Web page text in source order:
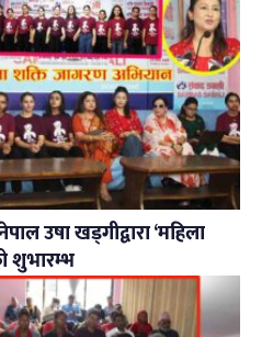
उषा खड्गीद्वारा ‘महिला
शुभारम्भ